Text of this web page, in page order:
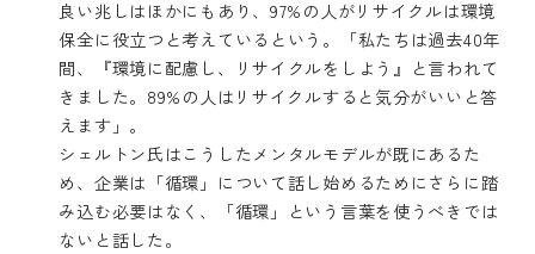
良い兆しはほかにもあり、97%の人がリサイクルは環境
保全に役立つと考えているという。「私たちは過去40年
間、『環境に配慮し、リサイクルをしよう』と言われて
きました。89%の人はリサイクルすると気分がいいと答
えます」。
シェルトン氏はこうしたメンタルモデルが既にあるた
め、企業は「循環」について話し始めるためにさらに踏
み込む必要はなく、「循環」という言葉を使うべきでは
ないと話した。